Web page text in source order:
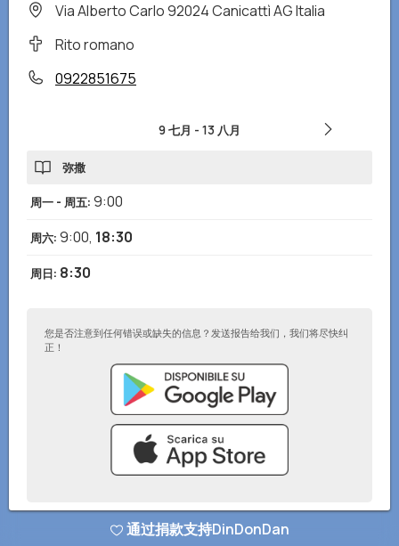
Via Alberto Carlo 92024 Canicattì AG Italia
Rito romano
0922851675
9 七月 - 13 八月
弥撒
周一 - 周五: 9:00
周六: 9:00, 18:30
周日: 8:30
您是否注意到任何错误或缺失的信息？发送报告给我们，我们将尽快纠
正！
© DinDonDan应用 2026–隐私政策–添加到您的网站
通过捐款支持DinDonDan